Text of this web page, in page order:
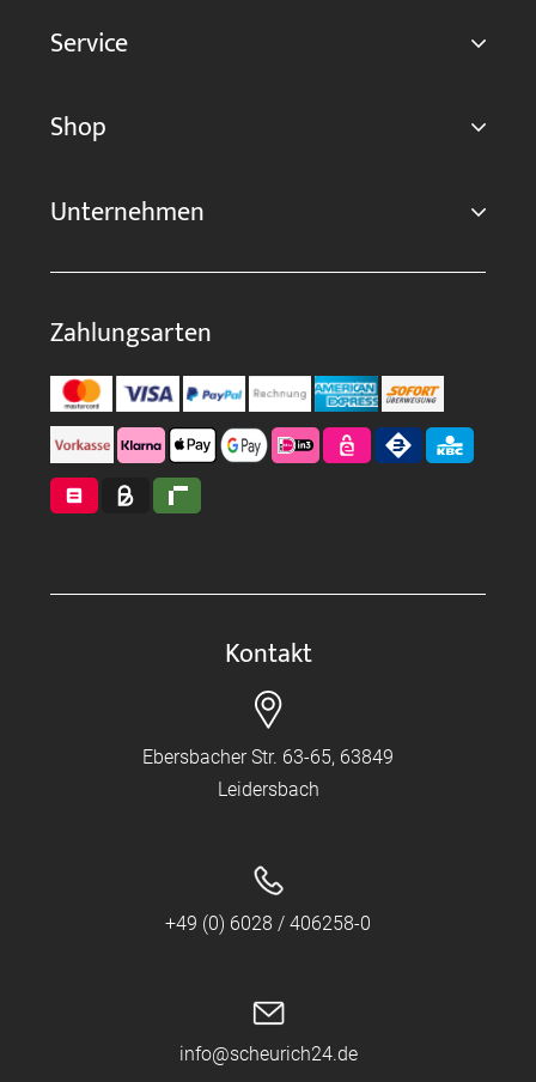
Service
Shop
Unternehmen
Zahlungsarten
Kontakt
Ebersbacher Str. 63-65, 63849
Leidersbach
+49 (0) 6028 / 406258-0
info@scheurich24.de